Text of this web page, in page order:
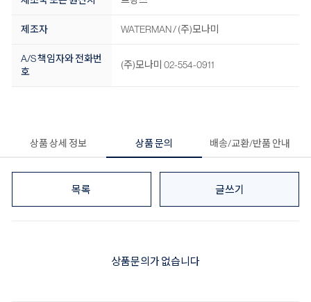
제조자 WATERMAN / (주)모나미
A/S 책임자와 전화번
호
(주)모나미 02-554-0911
상품 상세 정보 상품 문의 배송/교환/반품 안내
목록 글쓰기
상품문의가 없습니다